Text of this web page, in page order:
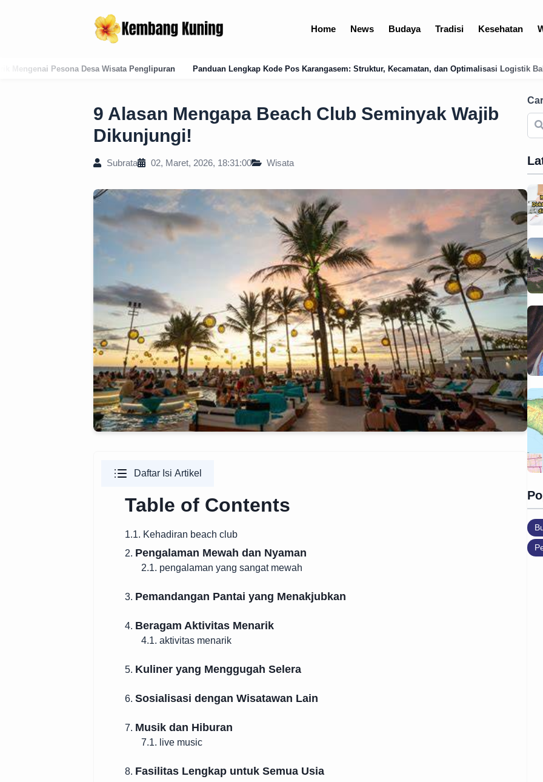
Home News Budaya Tradisi Kesehatan
Panduan Lengkap Kode Pos Karangasem: Struktur, Kecamatan, dan Optimalisasi Logistik Bali Timur Menguak Jejak
9 Alasan Mengapa Beach Club Seminyak Wajib
Dikunjungi!
Subrata 02, Maret, 2026, 18:31:00 Wisata
Daftar Isi Artikel
Table of Contents
1.1. Kehadiran beach club
2. Pengalaman Mewah dan Nyaman
2.1. pengalaman yang sangat mewah
3. Pemandangan Pantai yang Menakjubkan
4. Beragam Aktivitas Menarik
4.1. aktivitas menarik
5. Kuliner yang Menggugah Selera
6. Sosialisasi dengan Wisatawan Lain
7. Musik dan Hiburan
7.1. live music
8. Fasilitas Lengkap untuk Semua Usia